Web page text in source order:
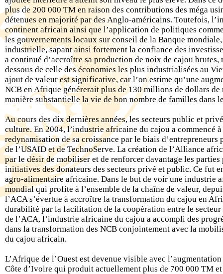
plus de 200 000 TM en raison des contributions des méga
détenues en majorité par des Anglo-américains. Toutefois,
continent africain ainsi que l’application de politiques
les gouvernements locaux sur conseil de la Banque
industrielle, sapant ainsi fortement la confiance des
a continué d’accroître sa production de noix de cajou
dessous de celle des économies les plus industrialisées au
ajout de valeur est significative, car l’on estime qu’une
NCB en Afrique générerait plus de 130 millions de dollars
manière substantielle la vie de bon nombre de familles dans
Au cours des dix dernières années, les secteurs public et
culture. En 2004, l’industrie africaine du cajou a commencé
redynamisation de sa croissance par le biais
de l’USAID et de TechnoServe. La création de l’Alliance
par le désir de mobiliser et de renforcer davantage les
initiatives des donateurs des secteurs privé et public. Ce fut
agro-alimentaire africaine. Dans le but de voir une industrie
mondial qui profite à l’ensemble de la chaîne de valeur,
l’ACA s’évertue à accroître la transformation du cajou en
durabilité par la facilitation de la coopération entre le
de l’ACA, l’industrie africaine du cajou a accompli des
dans la transformation des NCB conjointement avec la
du cajou africain.
L’Afrique de l’Ouest est devenue visible avec
Côte d’Ivoire qui produit actuellement plus de 700 000 TM